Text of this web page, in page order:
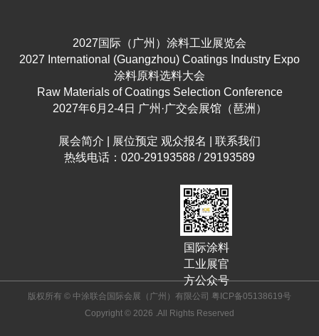
2027国际（广州）涂料工业展览会
2027 International (Guangzhou) Coatings Industry Expo
涂料原料选料大会
Raw Materials of Coatings Selection Conference
2027年6月2-4日 广州·广交会展馆（琶洲）
展会简介 展位预定 观众报名
联系我们
热线电话：020-29193588 / 29193589
国际涂料
工业展官
方公众号
版权所有 © 中涂联合国际会展（广州）有限公司 粤ICP备05138619号
Copyright © 2026 .All Rights Reserved